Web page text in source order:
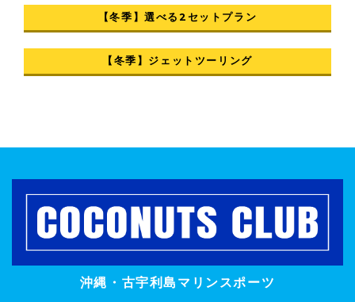
【冬季】選べる2セットプラン
【冬季】ジェットツーリング
沖縄・古宇利島マリンスポーツ